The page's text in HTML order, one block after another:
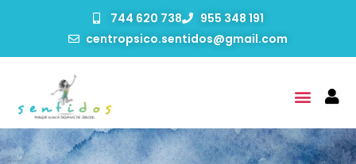
744 620 738
955 348 191
centropsico.sentidos@gmail.com